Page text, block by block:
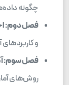
چگونه
فصل دوم:
و
فصل سوم:
روش‌های